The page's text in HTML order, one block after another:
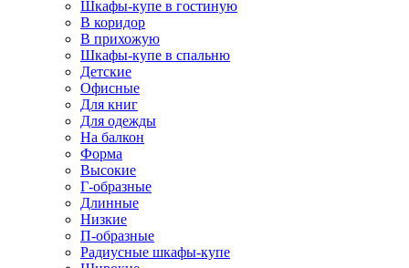
Шкафы-купе в гостиную
В коридор
В прихожую
Шкафы-купе в спальню
Детские
Офисные
Для книг
Для одежды
На балкон
Форма
Высокие
Г-образные
Длинные
Низкие
П-образные
Радиусные шкафы-купе